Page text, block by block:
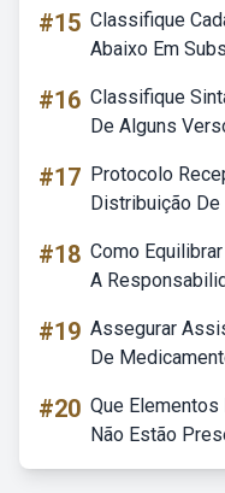
#15 Classifique
Abaixo Em
#16 Classifique
De Alguns
#17 Protocolo
Distribuição
#18 Como
A
#19 Assegurar
De
#20 Que
Não Estão